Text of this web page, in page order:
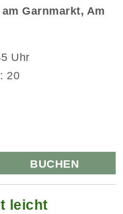
Garnmarkt, Am
Uhr
20
BUCHEN
leicht